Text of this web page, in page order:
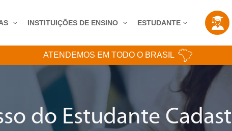
INSTITUIÇÕES DE ENSINO ESTUDANTE
ATENDEMOS EM TODO O BRASIL
do Estudante